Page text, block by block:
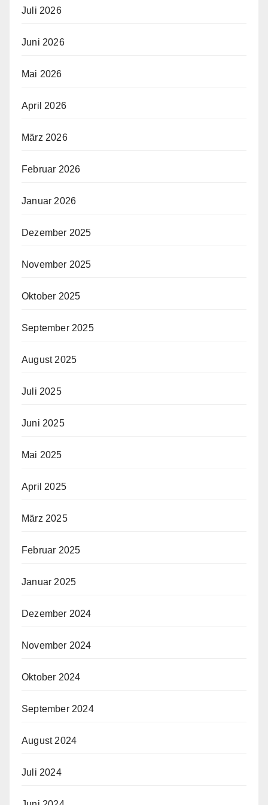
Juli 2026
Juni 2026
Mai 2026
April 2026
März 2026
Februar 2026
Januar 2026
Dezember 2025
November 2025
Oktober 2025
September 2025
August 2025
Juli 2025
Juni 2025
Mai 2025
April 2025
März 2025
Februar 2025
Januar 2025
Dezember 2024
November 2024
Oktober 2024
September 2024
August 2024
Juli 2024